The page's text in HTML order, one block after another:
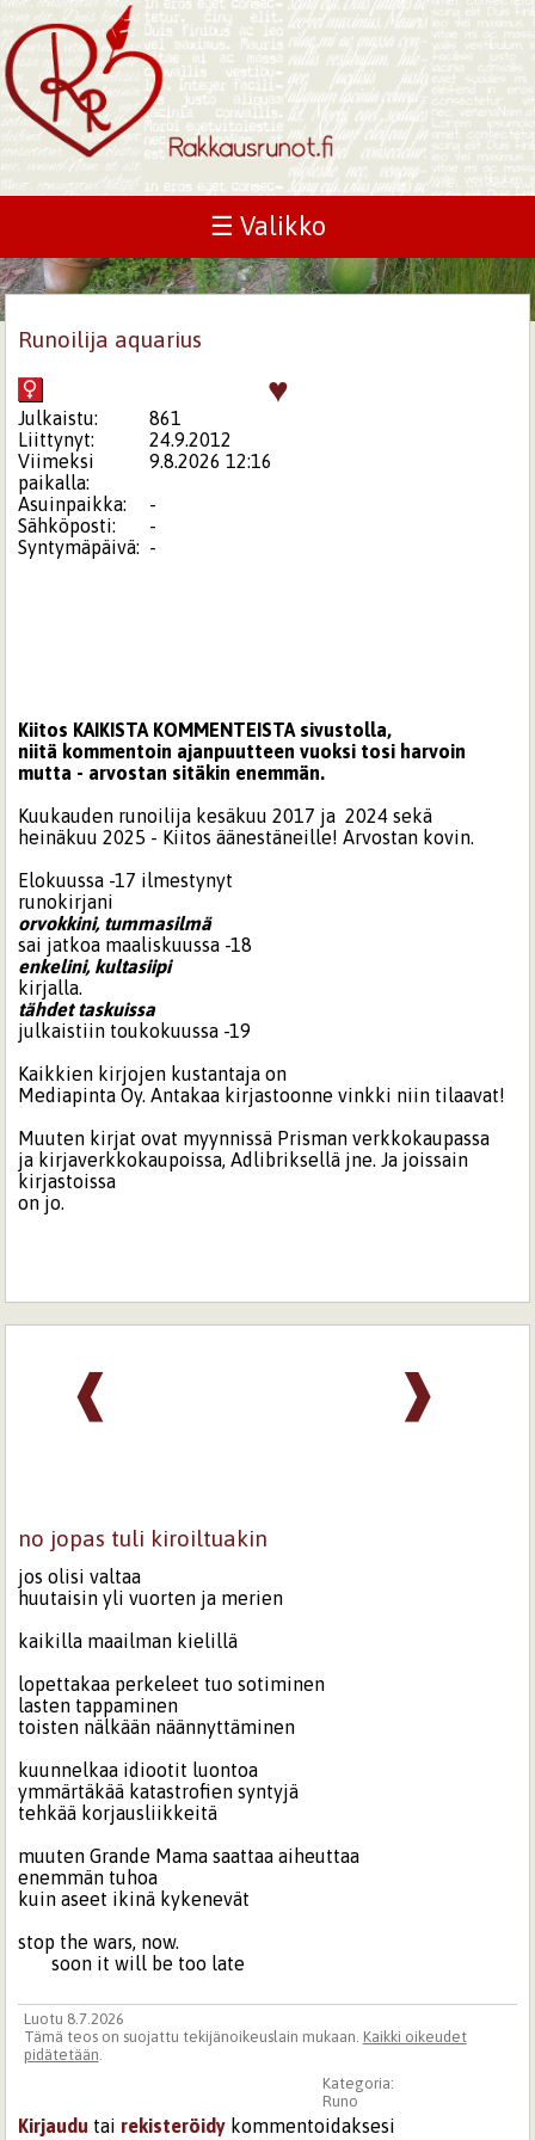
☰ Valikko
Runoilija aquarius
♥
Julkaistu:
861
Liittynyt:
24.9.2012
Viimeksi
paikalla:
9.8.2026 12:16
Asuinpaikka:
-
Sähköposti:
-
Syntymäpäivä: -
Kiitos KAIKISTA KOMMENTEISTA sivustolla,
niitä kommentoin ajanpuutteen vuoksi tosi harvoin
mutta - arvostan sitäkin enemmän.
Kuukauden runoilija kesäkuu 2017 ja 2024 sekä
heinäkuu 2025 - Kiitos äänestäneille! Arvostan kovin.
Elokuussa -17 ilmestynyt
runokirjani
orvokkini, tummasilmä
sai jatkoa maaliskuussa -18
enkelini, kultasiipi
kirjalla.
tähdet taskuissa
julkaistiin toukokuussa -19
Kaikkien kirjojen kustantaja on
Mediapinta Oy. Antakaa kirjastoonne vinkki niin tilaavat!
Muuten kirjat ovat myynnissä Prisman verkkokaupassa
ja kirjaverkkokaupoissa, Adlibriksellä jne. Ja joissain
kirjastoissa
on jo.
❱
❰
no jopas tuli kiroiltuakin
jos olisi valtaa
huutaisin yli vuorten ja merien
kaikilla maailman kielillä
lopettakaa perkeleet tuo sotiminen
lasten tappaminen
toisten nälkään näännyttäminen
kuunnelkaa idiootit luontoa
ymmärtäkää katastrofien syntyjä
tehkää korjausliikkeitä
muuten Grande Mama saattaa aiheuttaa
enemmän tuhoa
kuin aseet ikinä kykenevät
stop the wars, now.
soon it will be too late
Luotu 8.7.2026
Tämä teos on suojattu tekijänoikeuslain mukaan. Kaikki oikeudet
pidätetään.
Kategoria:
Runo
Kirjaudu tai rekisteröidy kommentoidaksesi